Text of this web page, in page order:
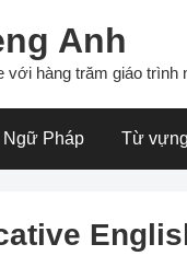
Anh
với hàng trăm giáo
Ngữ Pháp Từ vựng